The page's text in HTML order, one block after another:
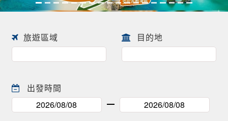
旅遊區域 目的地
出發時間